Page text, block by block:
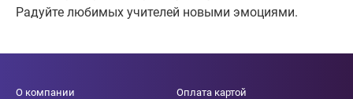
Радуйте любимых учителей новыми эмоциями.
О компании Оплата картой